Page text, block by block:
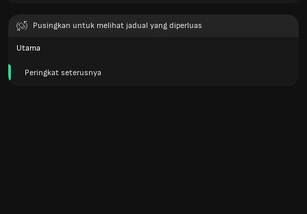
Pusingkan untuk melihat jadual yang diperluas
Utama
Peringkat seterusnya